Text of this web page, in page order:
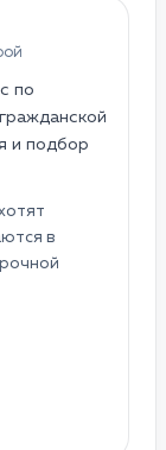
по
и подбор
в